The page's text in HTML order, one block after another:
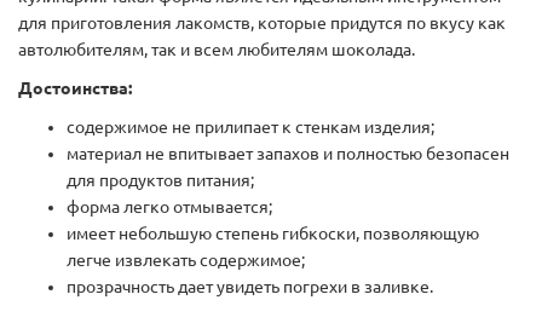
для приготовления лакомств, которые придутся по вкусу как
автолюбителям, так и всем любителям шоколада.
Достоинства:
содержимое не прилипает к стенкам изделия;
материал не впитывает запахов и полностью безопасен
для продуктов питания;
форма легко отмывается;
имеет небольшую степень гибкоски, позволяющую
легче извлекать содержимое;
прозрачность дает увидеть погрехи в заливке.